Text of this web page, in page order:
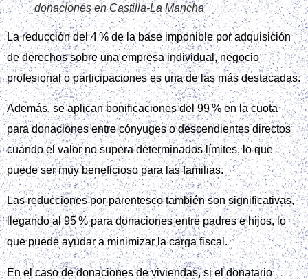
donaciones en Castilla‑La Mancha
La reducción del 4 % de la base imponible por adquisición
de derechos sobre una empresa individual, negocio
profesional o participaciones es una de las más destacadas.
Además, se aplican bonificaciones del 99 % en la cuota
para donaciones entre cónyuges o descendientes directos
cuando el valor no supera determinados límites, lo que
puede ser muy beneficioso para las familias.
Las reducciones por parentesco también son significativas,
llegando al 95 % para donaciones entre padres e hijos, lo
que puede ayudar a minimizar la carga fiscal.
En el caso de donaciones de viviendas, si el donatario